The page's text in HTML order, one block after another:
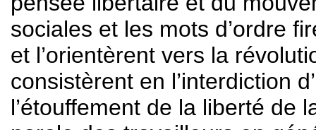
sociales et les mots d’ordre
et l’orientèrent vers la
consistèrent en l’interdiction
l’étouffement de la liberté de